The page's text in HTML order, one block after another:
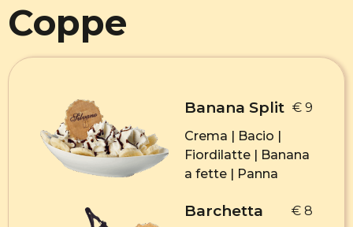
Coppe
Banana Split € 9
Crema | Bacio |
Fiordilatte | Banana
a fette | Panna
Barchetta
€ 8